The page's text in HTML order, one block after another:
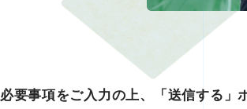
必要事項をご入力の上、「送信する」